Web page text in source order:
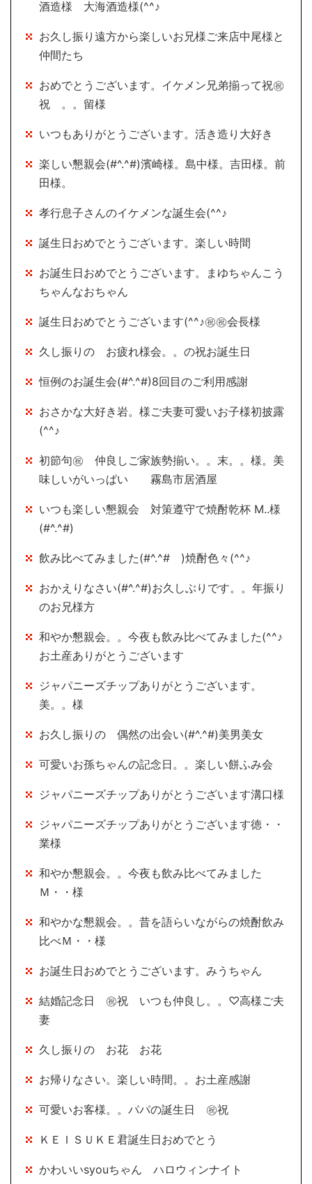
酒造様 大海酒造様(^^♪
お久し振り遠方から楽しいお兄様ご来店中尾様と
仲間たち
おめでとうございます。イケメン兄弟揃って祝㊗
祝 。。留様
いつもありがとうございます。活き造り大好き
楽しい懇親会(#^.^#)濱崎様。島中様。吉田様。前
田様。
孝行息子さんのイケメンな誕生会(^^♪
誕生日おめでとうございます。楽しい時間
お誕生日おめでとうございます。まゆちゃんこう
ちゃんなおちゃん
誕生日おめでとうございます(^^♪㊗㊗会長様
久し振りの お疲れ様会。。の祝お誕生日
恒例のお誕生会(#^.^#)8回目のご利用感謝
おさかな大好き岩。様ご夫妻可愛いお子様初披露
(^^♪
初節句㊗ 仲良しご家族勢揃い。。末。。様。美
味しいがいっぱい 霧島市居酒屋
いつも楽しい懇親会 対策遵守で焼酎乾杯 M..様
(#^.^#)
飲み比べてみました(#^.^# )焼酎色々(^^♪
おかえりなさい(#^.^#)お久しぶりです。。年振り
のお兄様方
和やか懇親会。。今夜も飲み比べてみました(^^♪
お土産ありがとうございます
ジャパニーズチップありがとうございます。
美。。様
お久し振りの 偶然の出会い(#^.^#)美男美女
可愛いお孫ちゃんの記念日。。楽しい餅ふみ会
ジャパニーズチップありがとうございます溝口様
ジャパニーズチップありがとうございます徳・・
業様
和やか懇親会。。今夜も飲み比べてみました
Ｍ・・様
和やかな懇親会。。昔を語らいながらの焼酎飲み
比べＭ・・様
お誕生日おめでとうございます。みうちゃん
結婚記念日 ㊗祝 いつも仲良し。。♡高様ご夫
妻
久し振りの お花 お花
お帰りなさい。楽しい時間。。お土産感謝
可愛いお客様。。パパの誕生日 ㊗祝
ＫＥＩＳＵＫＥ君誕生日おめでとう
かわいいsyouちゃん ハロウィンナイト